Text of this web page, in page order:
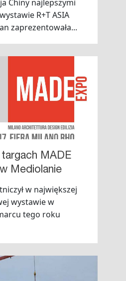
Chiny najlepszymi
R+T ASIA
zaprezentowała...
MADE
Mediolanie
w największej
wystawie w
tego roku